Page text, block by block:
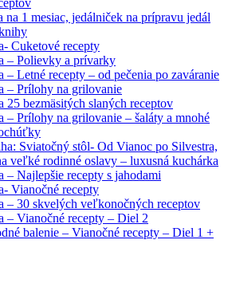
na 1 mesiac, jedálniček na prípravu jedál
Cuketové recepty
– Polievky a prívarky
– Letné recepty – od pečenia po zaváranie
– Prílohy na grilovanie
25 bezmäsitých slaných receptov
– Prílohy na grilovanie – šaláty a mnohé
Sviatočný stôl- Od Vianoc po Silvestra,
veľké rodinné oslavy – luxusná kuchárka
– Najlepšie recepty s jahodami
Vianočné recepty
– 30 skvelých veľkonočných receptov
– Vianočné recepty – Diel 2
balenie – Vianočné recepty – Diel 1 +